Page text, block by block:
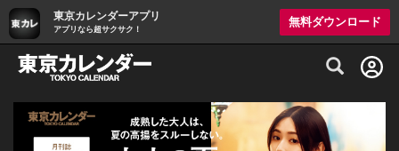
東京カレンダーアプリ
アプリなら超サクサク！
無料ダウンロード
グルメ情報・プレミアムレストラン予約